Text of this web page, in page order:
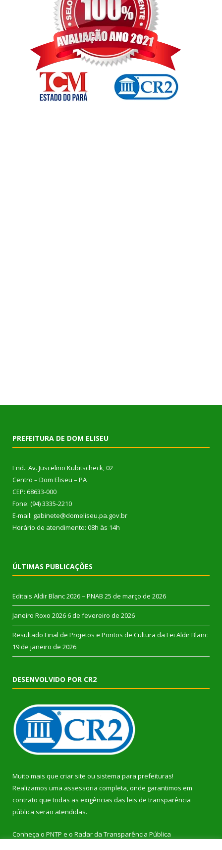
PREFEITURA DE DOM ELISEU
End.: Av. Juscelino Kubitscheck, 02
Centro – Dom Eliseu – PA
CEP: 68633-000
Fone: (94) 3335-2210
E-mail: gabinete@domeliseu.pa.gov.br
Horário de atendimento: 08h às 14h
ÚLTIMAS PUBLICAÇÕES
Editais Aldir Blanc 2026 – PNAB 25 de março de 2026
Janeiro Roxo 2026 6 de fevereiro de 2026
Resultado Final de Projetos e Pontos de Cultura da Lei Aldir Blanc
19 de janeiro de 2026
DESENVOLVIDO POR CR2
Muito mais que criar site ou sistema para prefeituras!
Realizamos uma assessoria completa, onde garantimos em
contrato que todas as exigências das leis de transparência
pública serão atendidas.
Conheça o PNTP e o Radar da Transparência Pública